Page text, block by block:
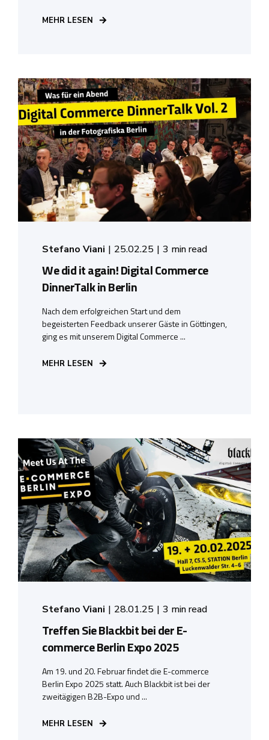
MEHR LESEN
Stefano Viani 25.02.25 3 min read
We did it again! Digital Commerce
DinnerTalk in Berlin
Nach dem erfolgreichen Start und dem
begeisterten Feedback unserer Gäste in Göttingen,
ging es mit unserem Digital Commerce ...
MEHR LESEN
Stefano Viani 28.01.25 3 min read
Treffen Sie Blackbit bei der E-
commerce Berlin Expo 2025
Am 19. und 20. Februar findet die E-commerce
Berlin Expo 2025 statt. Auch Blackbit ist bei der
zweitägigen B2B-Expo und ...
MEHR LESEN